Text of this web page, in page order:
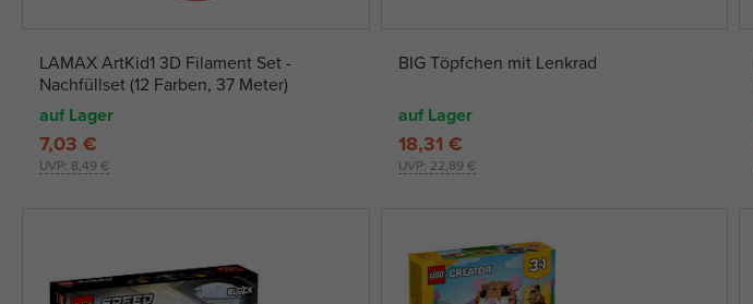
LAMAX ArtKid1 3D Filament Set -
Nachfüllset (12 Farben, 37 Meter)
auf Lager
UVP: 8,49 €
7,03 €
BIG Töpfchen mit Lenkrad
auf Lager
UVP: 22,89 €
18,31 €